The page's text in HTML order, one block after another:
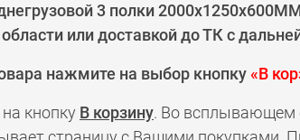
3 полки
или доставкой до ТК с
нажмите на выбор кнопку«В
кнопку В корзину. Во всплывающем